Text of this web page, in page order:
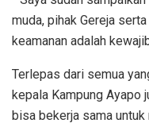
muda, pihak Gereja
keamanan adalah
Terlepas dari semua
kepala Kampung Ayapo
bisa bekerja sama untuk